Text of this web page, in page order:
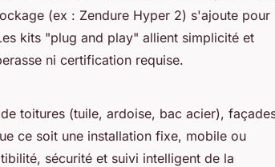
(ex : Zendure Hyper 2) s'ajoute pour
kits "plug and play" allient simplicité et
ni certification requise.
toitures (tuile, ardoise, bac acier),
ce soit une installation fixe, mobile ou
sécurité et suivi intelligent de la